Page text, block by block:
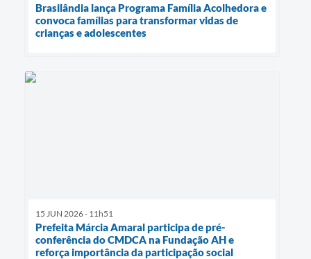
Brasilândia lança Programa Família Acolhedora e
convoca famílias para transformar vidas de
crianças e adolescentes
15 JUN 2026 - 11h51
Prefeita Márcia Amaral participa de pré-
conferência do CMDCA na Fundação AH e
reforça importância da participação social